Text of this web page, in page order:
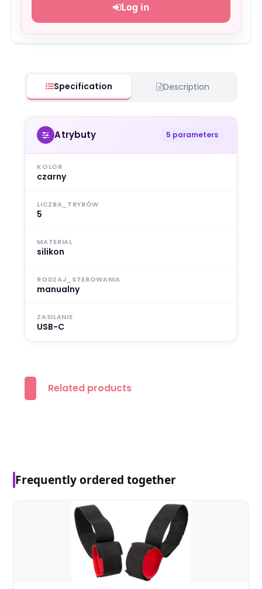
Log in
Specification Description
Atrybuty 5 parameters
KOLOR
czarny
LICZBA_TRYBÓW
5
MATERIAL
silikon
RODZAJ_STEROWANIA
manualny
ZASILANIE
USB-C
Related products
Frequently ordered together